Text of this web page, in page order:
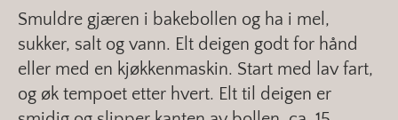
Smuldre gjæren i bakebollen og ha i mel,
sukker, salt og vann. Elt deigen godt for hånd
eller med en kjøkkenmaskin. Start med lav fart,
og øk tempoet etter hvert. Elt til deigen er